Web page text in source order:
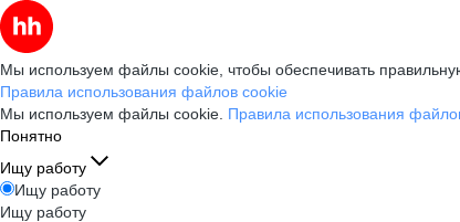
Мы используем файлы cookie, чтобы обеспечивать
Правила использования файлов cookie
Мы используем файлы cookie. Правила использования
Понятно
Ищу работу
Ищу работу
Ищу работу